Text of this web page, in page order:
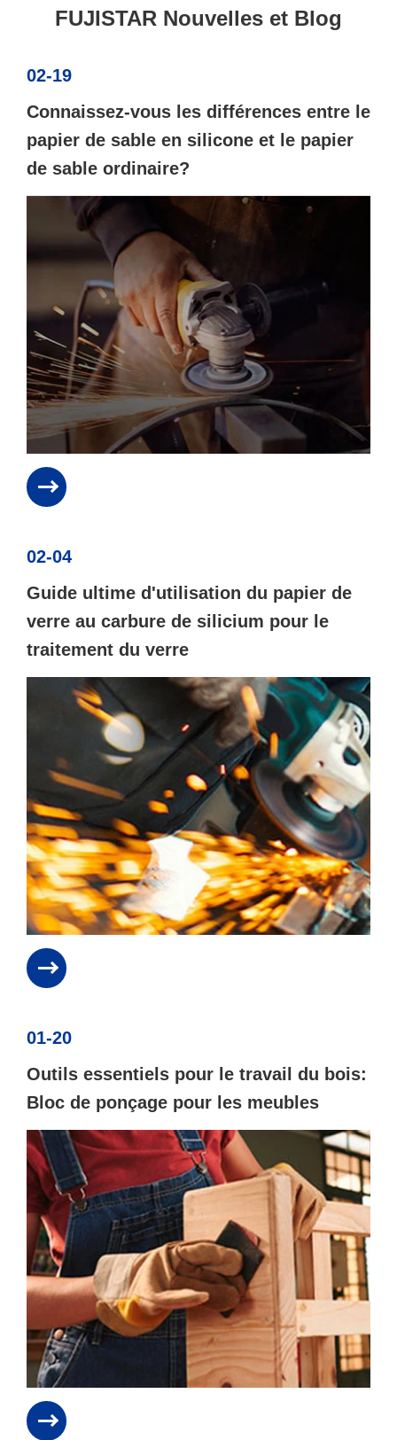
FUJISTAR Nouvelles et Blog
02-19
Connaissez-vous les différences entre le
papier de sable en silicone et le papier
de sable ordinaire?
02-04
Guide ultime d'utilisation du papier de
verre au carbure de silicium pour le
traitement du verre
01-20
Outils essentiels pour le travail du bois:
Bloc de ponçage pour les meubles